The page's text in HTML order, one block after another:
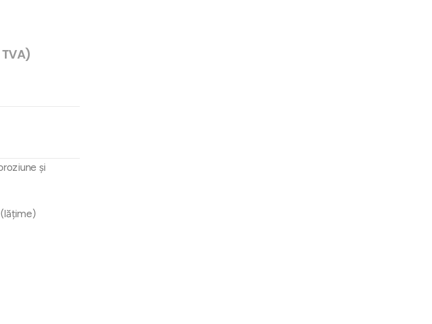
și